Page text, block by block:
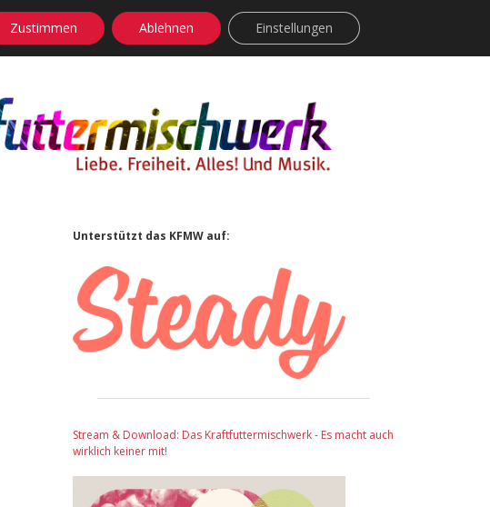
facebook
instagram
rss soundcloud
vimeoBluesky
Sidebar
Unterstützt das KFMW auf:
Stream & Download: Das Kraftfuttermischwerk - Es macht auch
wirklich keiner mit!
Zustimmen Ablehnen Einstellungen